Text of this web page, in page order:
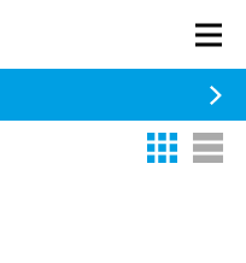
PRIJAVA
KONTAKT
Thumbnail
List